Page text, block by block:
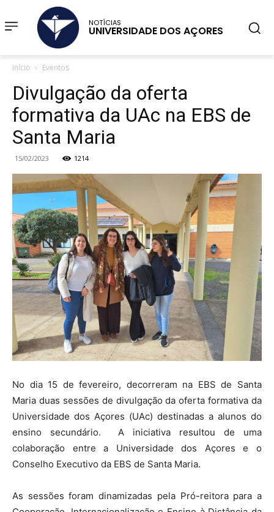
NOTÍCIAS
UNIVERSIDADE DOS AÇORES
Início Eventos
Divulgação da oferta
formativa da UAc na EBS de
Santa Maria
15/02/2023 1214
No dia 15 de fevereiro, decorreram na EBS de Santa
Maria duas sessões de divulgação da oferta formativa da
Universidade dos Açores (UAc) destinadas a alunos do
ensino secundário. A iniciativa resultou de uma
colaboração entre a Universidade dos Açores e o
Conselho Executivo da EBS de Santa Maria.
As sessões foram dinamizadas pela Pró-reitora para a